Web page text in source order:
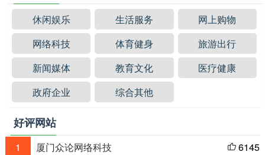
休闲娱乐 生活服务
网上购物
网络科技
体育健身
旅游出行
新闻媒体
教育文化
医疗健康
政府企业
综合其他
好评网站
1 厦门众论网络科技  6145